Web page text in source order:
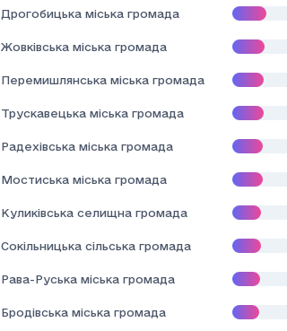
Дрогобицька міська громада
Жовківська міська громада
Перемишлянська міська громада
Трускавецька міська громада
Радехівська міська громада
Мостиська міська громада
Куликівська селищна громада
Сокільницька сільська громада
Рава-Руська міська громада
Бродівська міська громада